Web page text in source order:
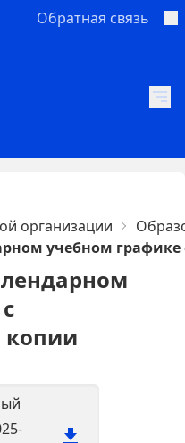
Обратная связь
организации
учебном
копии